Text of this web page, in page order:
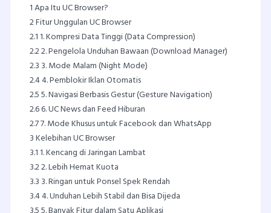
1Apa Itu UC Browser?
2Fitur Unggulan UC Browser
2.11. Kompresi Data Tinggi (Data Compression)
2.22. Pengelola Unduhan Bawaan (Download Manager)
2.3 3. Mode Malam (Night Mode)
2.44. Pemblokir Iklan Otomatis
2.55. Navigasi Berbasis Gestur (Gesture Navigation)
2.66. UC News dan Feed Hiburan
2.77. Mode Khusus untuk Facebook dan WhatsApp
3Kelebihan UC Browser
3.11. Kencang di Jaringan Lambat
3.22. Lebih Hemat Kuota
3.3 3. Ringan untuk Ponsel Spek Rendah
3.44. Unduhan Lebih Stabil dan Bisa Dijeda